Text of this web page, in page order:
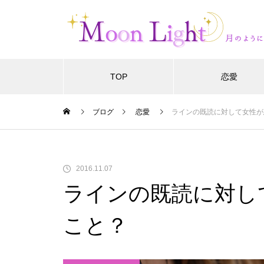
TOP 恋愛
ブログ 恋愛 ラインの既読に対して女性
2016.11.07
ラインの既読に対
こと？